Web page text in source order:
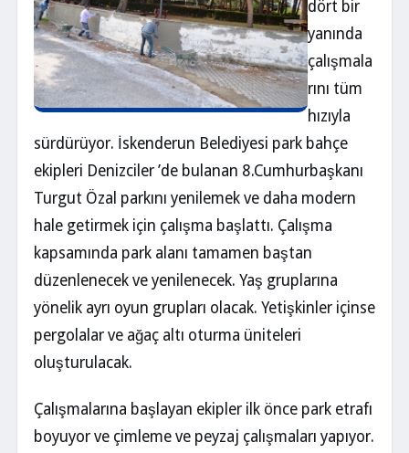
dört bir
yanında
çalışmala
rını tüm
hızıyla
sürdürüyor. İskenderun Belediyesi park bahçe
ekipleri Denizciler ’de bulanan 8.Cumhurbaşkanı
Turgut Özal parkını yenilemek ve daha modern
hale getirmek için çalışma başlattı. Çalışma
kapsamında park alanı tamamen baştan
düzenlenecek ve yenilenecek. Yaş gruplarına
yönelik ayrı oyun grupları olacak. Yetişkinler içinse
pergolalar ve ağaç altı oturma üniteleri
oluşturulacak.
Çalışmalarına başlayan ekipler ilk önce park etrafı
boyuyor ve çimleme ve peyzaj çalışmaları yapıyor.